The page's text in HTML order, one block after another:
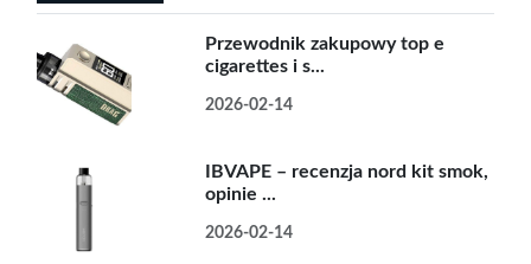
Przewodnik zakupowy top e
cigarettes i s...
2026-02-14
IBVAPE – recenzja nord kit smok,
opinie ...
2026-02-14